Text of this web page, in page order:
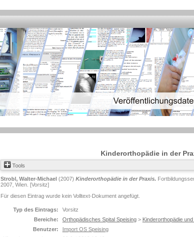
Kinderorthopädie in der
Tools
Strobl, Walter-Michael (2007) Kinderorthopädie in der Praxis.
2007, Wien. [Vorsitz]
Für diesen Eintrag wurde kein Volltext-Dokument angefügt.
Typ des Eintrags:
Vorsitz
Bereiche:
Orthopädisches Spital Speising > Kinderorthopädie
Benutzer:
Import OS Speising